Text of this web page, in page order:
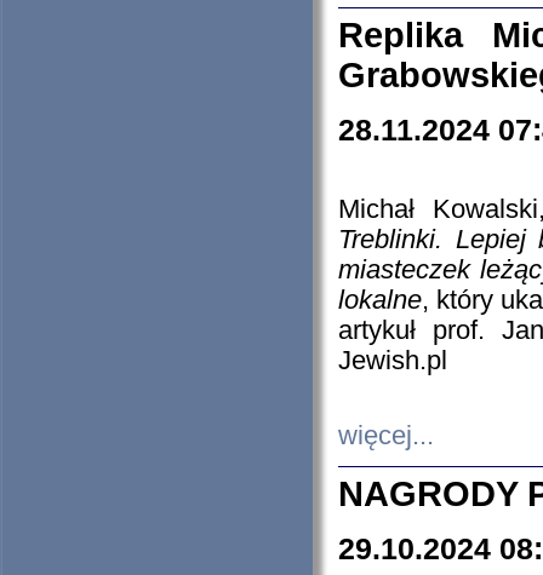
Replika
28.11.2024
Michał
Treblinki. Lepiej
miasteczek
lokalne, który
artykuł prof.
Jewish.pl
więcej...
NAGRODY
29.10.2024